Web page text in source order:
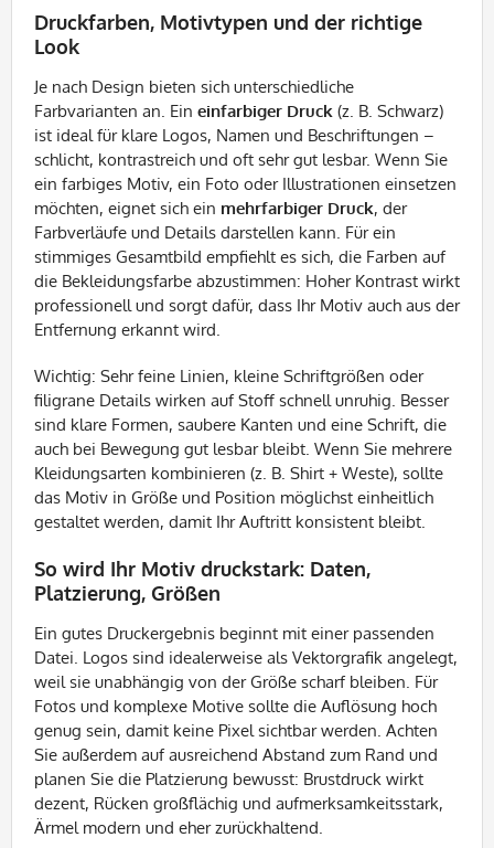
Druckfarben, Motivtypen und der richtige
Look
Je nach Design bieten sich unterschiedliche
Farbvarianten an. Ein einfarbiger Druck (z. B. Schwarz)
ist ideal für klare Logos, Namen und Beschriftungen –
schlicht, kontrastreich und oft sehr gut lesbar. Wenn Sie
ein farbiges Motiv, ein Foto oder Illustrationen einsetzen
möchten, eignet sich ein mehrfarbiger Druck, der
Farbverläufe und Details darstellen kann. Für ein
stimmiges Gesamtbild empfiehlt es sich, die Farben auf
die Bekleidungsfarbe abzustimmen: Hoher Kontrast wirkt
professionell und sorgt dafür, dass Ihr Motiv auch aus der
Entfernung erkannt wird.
Wichtig: Sehr feine Linien, kleine Schriftgrößen oder
filigrane Details wirken auf Stoff schnell unruhig. Besser
sind klare Formen, saubere Kanten und eine Schrift, die
auch bei Bewegung gut lesbar bleibt. Wenn Sie mehrere
Kleidungsarten kombinieren (z. B. Shirt + Weste), sollte
das Motiv in Größe und Position möglichst einheitlich
gestaltet werden, damit Ihr Auftritt konsistent bleibt.
So wird Ihr Motiv druckstark: Daten,
Platzierung, Größen
Ein gutes Druckergebnis beginnt mit einer passenden
Datei. Logos sind idealerweise als Vektorgrafik angelegt,
weil sie unabhängig von der Größe scharf bleiben. Für
Fotos und komplexe Motive sollte die Auflösung hoch
genug sein, damit keine Pixel sichtbar werden. Achten
Sie außerdem auf ausreichend Abstand zum Rand und
planen Sie die Platzierung bewusst: Brustdruck wirkt
dezent, Rücken großflächig und aufmerksamkeitsstark,
Ärmel modern und eher zurückhaltend.